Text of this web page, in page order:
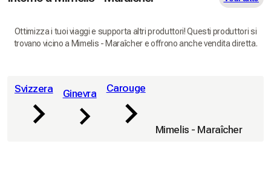
Ottimizza i tuoi viaggi e supporta altri produttori! Questi produttori si
trovano vicino a Mimelis - Maraîcher e offrono anche vendita diretta.
Svizzera Ginevra Carouge
Mimelis - Maraîcher